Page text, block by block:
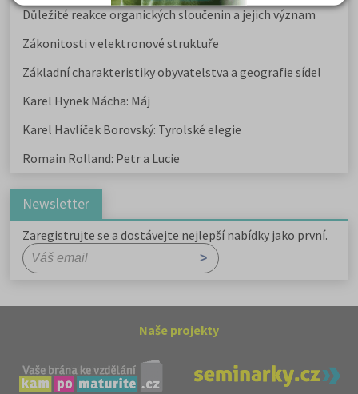
Důležité reakce organických sloučenin a jejich význam
Zákonitosti v elektronové struktuře
Základní charakteristiky obyvatelstva a geografie sídel
Karel Hynek Mácha: Máj
Karel Havlíček Borovský: Tyrolské elegie
Romain Rolland: Petr a Lucie
Newsletter
Zaregistrujte se a dostávejte nejlepší nabídky jako první.
Naše projekty